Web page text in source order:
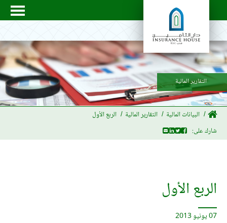
التقارير المالية
البيانات المالية التقارير المالية
الربع الأول
شارك على:
الربع الأول
07 يونيو 2013